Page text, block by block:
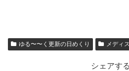
ゆる〜〜く更新の日めくり メディ
シェアする